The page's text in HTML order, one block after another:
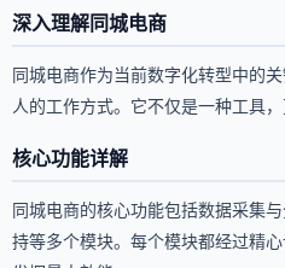
深入理解同城电商
同城电商作为当前数字化转型中的
人的工作方式。它不仅是一种工具
核心功能详解
同城电商的核心功能包括数据采集
持等多个模块。每个模块都经过精